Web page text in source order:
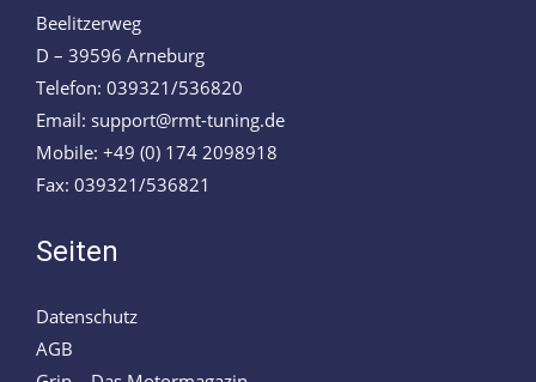
Beelitzerweg
D – 39596 Arneburg
Telefon: 039321/536820
Email: support@rmt-tuning.de
Mobile: +49 (0) 174 2098918
Fax: 039321/536821
Seiten
Datenschutz
AGB